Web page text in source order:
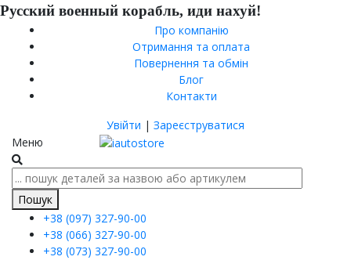
Русский военный корабль, иди нахуй!
Про компанію
Отримання та оплата
Повернення та обмін
Блог
Контакти
Увійти | Зареєструватися
Меню
Пошук
+38 (097) 327-90-00
+38 (066) 327-90-00
+38 (073) 327-90-00